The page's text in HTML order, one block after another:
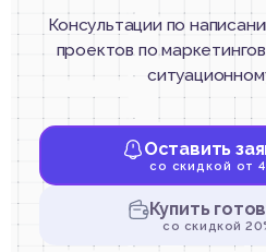
Консультации по
проектов по
Оставить
со скидкой от
Купить
со скидкой